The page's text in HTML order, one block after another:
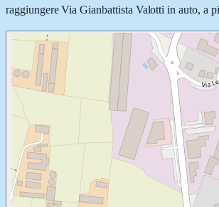
raggiungere Via Gianbattista Valotti in auto, a